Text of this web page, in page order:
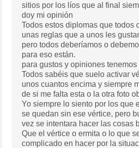
sitios por los líos que al final
doy mi opinión
Todos estos diplomas que todos
unas reglas que a unos les
pero todos deberíamos o
para eso están.
para gustos y opiniones tenemos
Todos sabéis que suelo activar
unos cuantos encima y siempre
de si me falta esta o la otra foto
Yo siempre lo siento por los que
se quedan sin ese vértice, pero
vez se intentara hacer las cosas
Que el vértice o ermita o lo que
complicado en hacer por la